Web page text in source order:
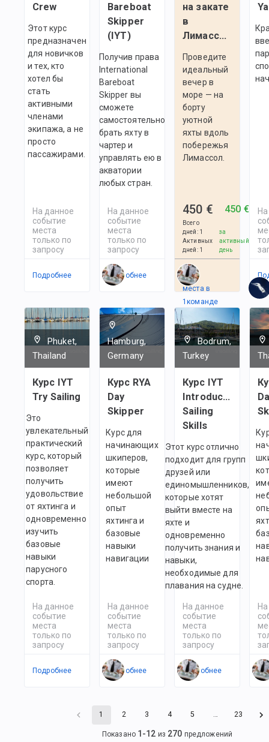
Crew
Этот курс
предназначен
для новичков
и тех, кто
хотел бы
стать
активными
членами
экипажа, а не
просто
пассажирами.
На данное
событие
места
только по
запросу
Подробнее
Bareboat
Skipper
(IYT)
Получив права
International
Bareboat
Skipper вы
сможете
самостоятельно
брать яхту в
чартер и
управлять ею в
акватории
любых стран.
На данное
событие
места
только по
запросу
Подробнее
на закате
в
Лимассоле
Проведите
идеальный
вечер в
море — на
борту
уютной
яхты вдоль
побережья
Лимассол.
450 €
Всего
дней: 1
Активных
дней: 1
450 €
за
активный
день
Есть
места в
1командe
Phuket,
Thailand
Курс IYT
Try Sailing
Это
увлекательный
практический
курс, который
позволяет
получить
удовольствие
от яхтинга и
одновременно
изучить
базовые
навыки
парусного
спорта.
На данное
событие
места
только по
запросу
Подробнее
Hamburg,
Germany
Курс RYA
Day
Skipper
Курс для
начинающих
шкиперов,
которые
имеют
небольшой
опыт
яхтинга и
базовые
навыки
навигации
На данное
событие
места
только по
запросу
Подробнее
Bodrum,
Turkey
Курс IYT
Introductory
Sailing
Skills
Этот курс отлично
подходит для групп
друзей или
единомышленников,
которые хотят
выйти вместе на
яхте и
одновременно
получить знания и
навыки,
необходимые для
плавания на судне.
На данное
событие
места
только по
запросу
Подробнее
1 2 3 4 5 … 23
Показано 1 -12 из 270 предложений